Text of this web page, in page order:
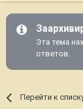
Эта тема
ответов.
Перейти к